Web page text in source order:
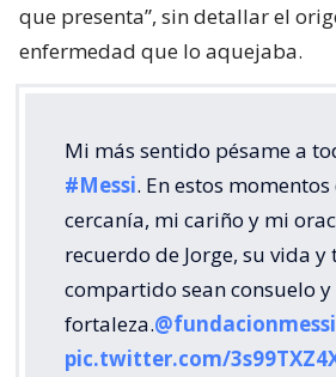
que presenta”, sin detallar el
enfermedad que lo aquejaba.
Mi más sentido pésame a
#Messi. En estos
cercanía, mi cariño y mi
recuerdo de Jorge, su vida
compartido sean consuelo y
fortaleza.@fundacionmessi
pic.twitter.com/